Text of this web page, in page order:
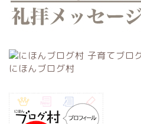
にほんブログ村